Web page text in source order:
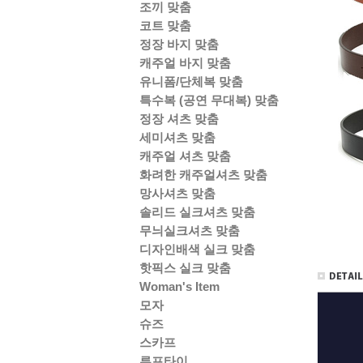
조끼 맞춤
코트 맞춤
정장 바지 맞춤
캐주얼 바지 맞춤
유니폼/단체복 맞춤
특수복 (공연 무대복) 맞춤
정장 셔츠 맞춤
세미셔츠 맞춤
캐주얼 셔츠 맞춤
화려한 캐주얼셔츠 맞춤
망사셔츠 맞춤
솔리드 실크셔츠 맞춤
무늬실크셔츠 맞춤
디자인배색 실크 맞춤
핫픽스 실크 맞춤
Woman's Item
모자
슈즈
스카프